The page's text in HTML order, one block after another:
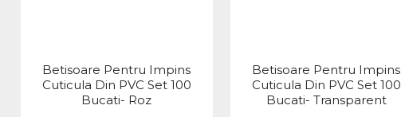
Betisoare Pentru Impins
Cuticula Din PVC Set 100
Bucati- Roz
Betisoare Pentru Impins
Cuticula Din PVC Set 100
Bucati- Transparent